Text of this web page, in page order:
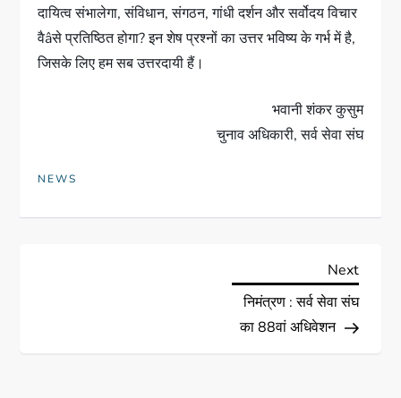
दायित्व संभालेगा, संविधान, संगठन, गांधी दर्शन और सर्वोदय विचार
वैâसे प्रतिष्ठित होगा? इन शेष प्रश्नों का उत्तर भविष्य के गर्भ में है,
जिसके लिए हम सब उत्तरदायी हैं।
भवानी शंकर कुसुम
चुनाव अधिकारी, सर्व सेवा संघ
NEWS
Next
निमंत्रण : सर्व सेवा संघ
का 88वां अधिवेशन